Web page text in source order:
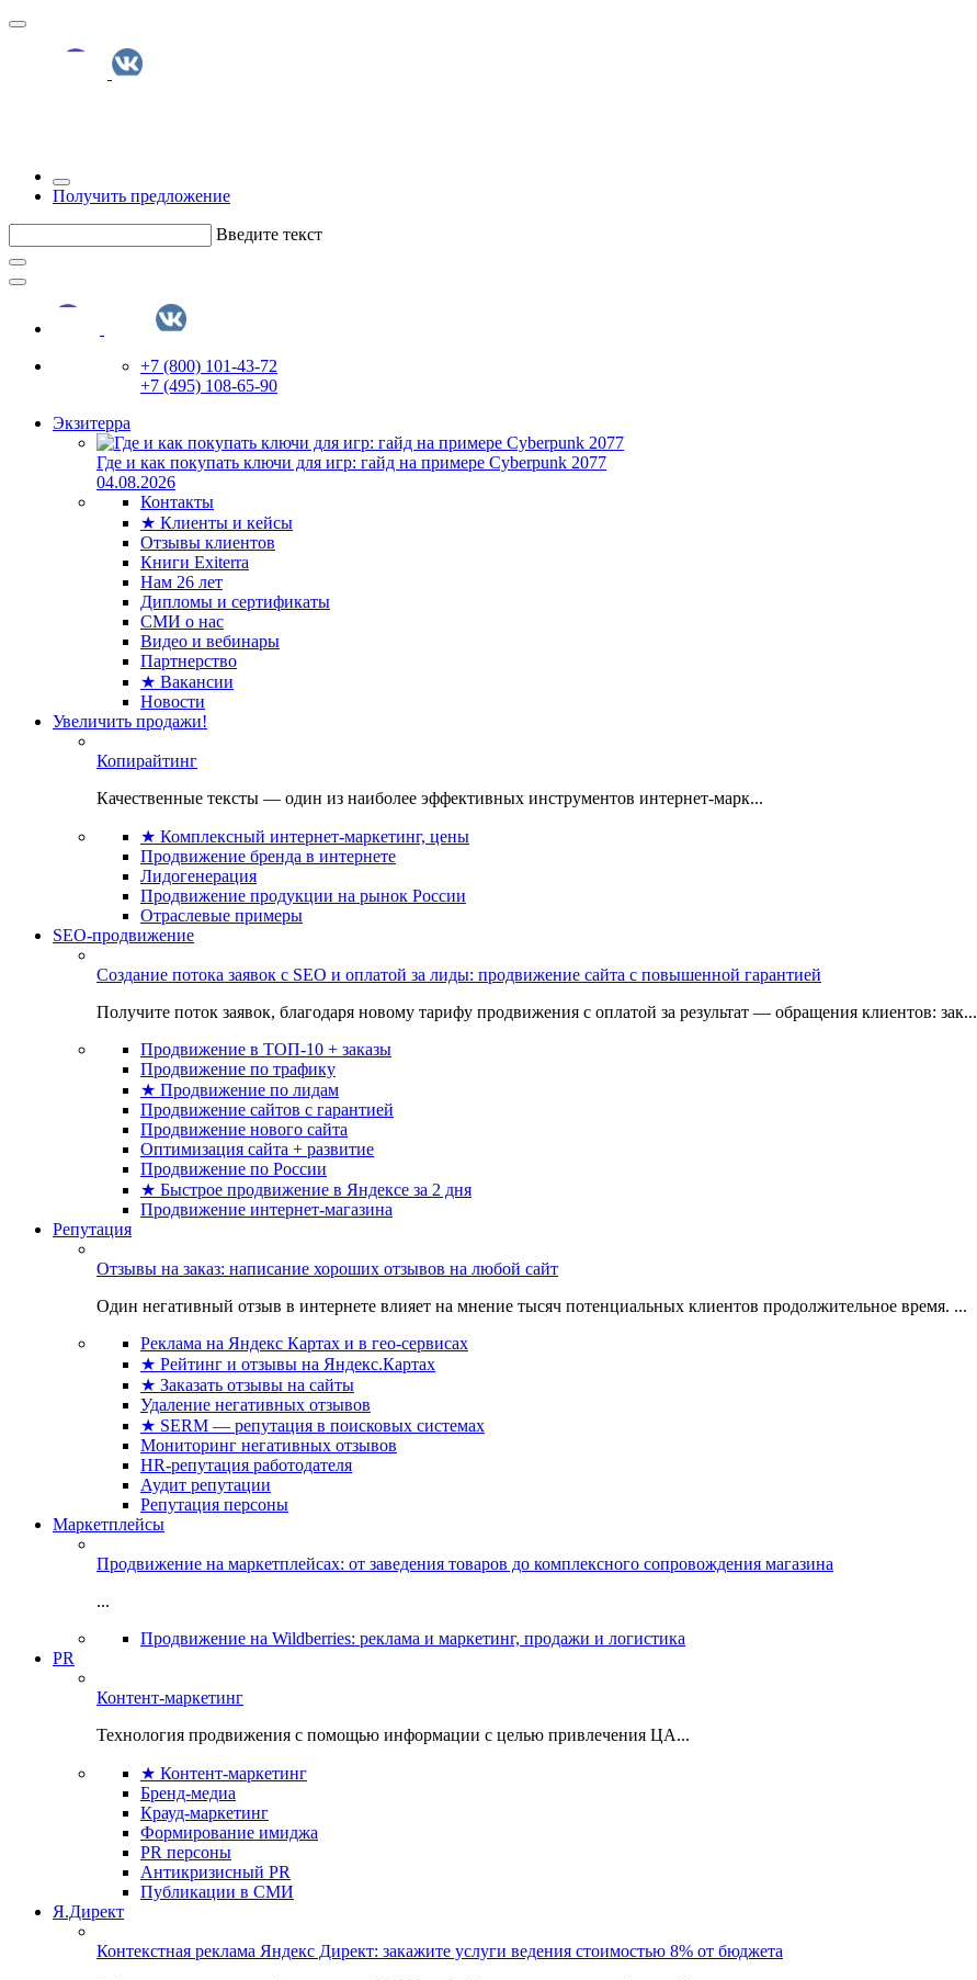
Получить предложение
Введите текст
+7 (800) 101-43-72
+7 (495) 108-65-90
Экзитерра
Где и как покупать ключи для игр: гайд на примере Cyberpunk 2077
04.08.2026
Контакты
★ Клиенты и кейсы
Отзывы клиентов
Книги Exiterra
Нам 26 лет
Дипломы и сертификаты
СМИ о нас
Видео и вебинары
Партнерство
★ Вакансии
Новости
Увеличить продажи!
Копирайтинг
Качественные тексты — один из наиболее эффективных инструментов интернет-марк...
★ Комплексный интернет-маркетинг, цены
Продвижение бренда в интернете
Лидогенерация
Продвижение продукции на рынок России
Отраслевые примеры
SEO-продвижение
Создание потока заявок с SEO и оплатой за лиды: продвижение сайта с повышенной гарантией
Получите поток заявок, благодаря новому тарифу продвижения с оплатой за результат — обращения клиентов: зак...
Продвижение в ТОП-10 + заказы
Продвижение по трафику
★ Продвижение по лидам
Продвижение сайтов с гарантией
Продвижение нового сайта
Оптимизация сайта + развитие
Продвижение по России
★ Быстрое продвижение в Яндексе за 2 дня
Продвижение интернет-магазина
Репутация
Отзывы на заказ: написание хороших отзывов на любой сайт
Один негативный отзыв в интернете влияет на мнение тысяч потенциальных клиентов продолжительное время. ...
Реклама на Яндекс Картах и в гео-сервисах
★ Рейтинг и отзывы на Яндекс.Картах
★ Заказать отзывы на сайты
Удаление негативных отзывов
★ SERM — репутация в поисковых системах
Мониторинг негативных отзывов
HR-репутация работодателя
Аудит репутации
Репутация персоны
Маркетплейсы
Продвижение на маркетплейсах: от заведения товаров до комплексного сопровождения магазина
...
Продвижение на Wildberries: реклама и маркетинг, продажи и логистика
PR
Контент-маркетинг
Технология продвижения с помощью информации с целью привлечения ЦА...
★ Контент-маркетинг
Бренд-медиа
Крауд-маркетинг
Формирование имиджа
PR персоны
Антикризисный PR
Публикации в СМИ
Я.Директ
Контекстная реклама Яндекс Директ: закажите услуги ведения стоимостью 8% от бюджета